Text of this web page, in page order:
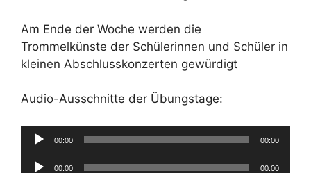
Am Ende der Woche werden die
Trommelkünste der Schülerinnen und Schüler in
kleinen Abschlusskonzerten gewürdigt
Audio-Ausschnitte der Übungstage:
Audio- 00:00 00:00
Audio- 00:00 00:00